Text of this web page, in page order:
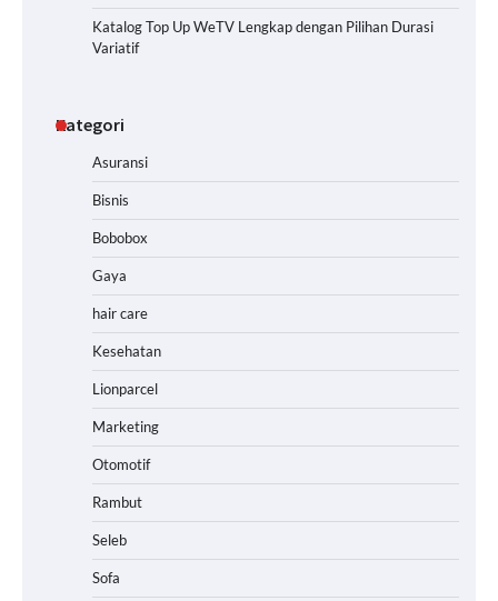
Katalog Top Up WeTV Lengkap dengan Pilihan Durasi
Variatif
Kategori
Asuransi
Bisnis
Bobobox
Gaya
hair care
Kesehatan
Lionparcel
Marketing
Otomotif
Rambut
Seleb
Sofa